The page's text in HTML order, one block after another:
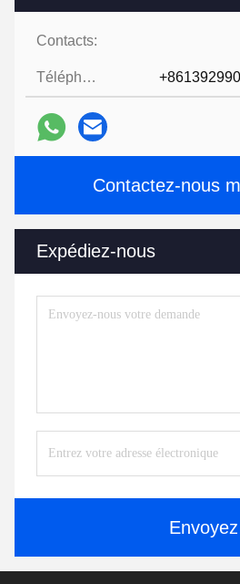
Contacts:
Téléphone:
Contactez-nous
Expédiez-nous
Envoyez